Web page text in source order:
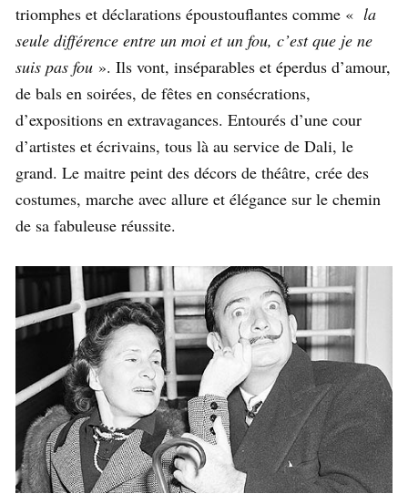
triomphes et déclarations époustouflantes comme « la
seule différence entre un moi et un fou, c’est que je ne
suis pas fou ». Ils vont, inséparables et éperdus d’amour,
de bals en soirées, de fêtes en consécrations,
d’expositions en extravagances. Entourés d’une cour
d’artistes et écrivains, tous là au service de Dali, le
grand. Le maitre peint des décors de théâtre, crée des
costumes, marche avec allure et élégance sur le chemin
de sa fabuleuse réussite.